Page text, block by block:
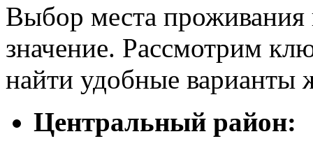
Выбор места проживания
значение. Рассмотрим
найти удобные варианты
Центральный район: